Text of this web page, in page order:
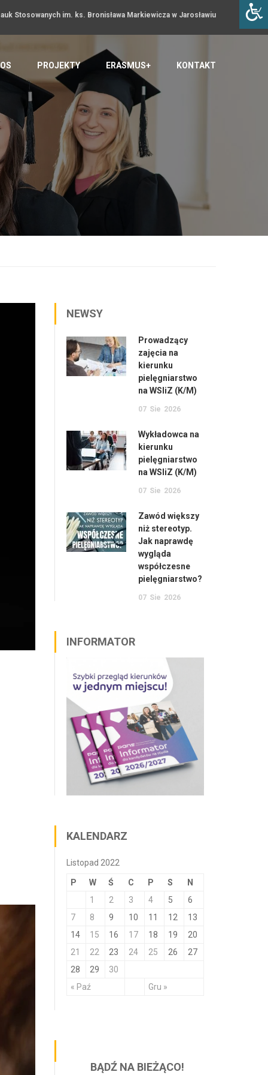
Stosowanych im. ks. Bronisława Markiewicza w Jarosławiu
PROJEKTY ERASMUS+ KONTAKT
NEWSY
Prowadzący
zajęcia na
kierunku
pielęgniarstwo
na WSIiZ (K/M)
07 Sie 2026
Wykładowca na
kierunku
pielęgniarstwo
na WSIiZ (K/M)
07 Sie 2026
Zawód większy
niż stereotyp.
Jak naprawdę
wygląda
współczesne
pielęgniarstwo?
07 Sie 2026
INFORMATOR
KALENDARZ
Listopad 2022
P W Ś C P S N
« Paź Gru »
1 2 3 4 5
6
7
8 9 10 11 12
13
14
15 16 17 18 19
20
21
22 23 24 25 26
27
28
29 30
BĄDŹ NA BIEŻĄCO!